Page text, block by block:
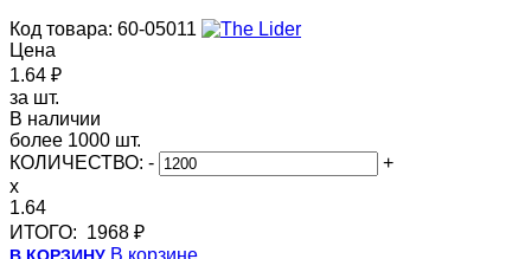
Код товара: 60-05011
Цена
1.64 ₽
за шт.
В наличии
более 1000 шт.
КОЛИЧЕСТВО: -
+
x
1.64
ИТОГО: 1968 ₽
В корзине